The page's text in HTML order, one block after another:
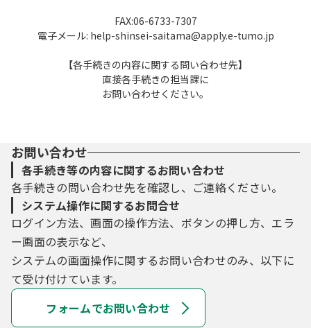
FAX:06-6733-7307
電子メール: help-shinsei-saitama@apply.e-tumo.jp
【各手続きの内容に関する問い合わせ先】
直接各手続きの担当課に
お問い合わせください。
お問い合わせ
各手続き等の内容に関するお問い合わせ
各手続きの問い合わせ先を確認し、ご連絡ください。
システム操作に関するお問合せ
ログイン方法、画面の操作方法、ボタンの押し方、エラ
ー画面の表示など、
システムの画面操作に関するお問い合わせのみ、以下に
て受け付けています。
フォームでお問い合わせ